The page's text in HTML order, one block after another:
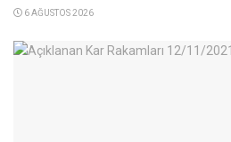
6 AĞUSTOS 2026